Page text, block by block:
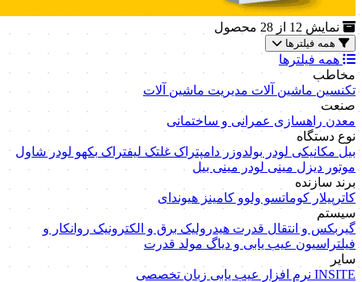
نمایش 12 از 28 محصول
همه فیلترها
همه فیلترها
مخاطب
تکنسین ماشین آلات مدیریت ماشین آلات
صنعت
معدن راهسازی عمرانی و ساختمانی
نوع دستگاه
بیل مکانیکی لودر بولدوزردامپتراک غلتک لیفتراک بکهو لودرشاول
موتور دیزل مینی لودر مینی بیل
برند سازنده
کاترپیلار کوماتسو ولوو کامینز هیوندای
سیستم
گیربکس و انتقال قدرت هیدرولیک برق و الکترونیک روانکار و
فیلتراسیون عیب یابی و دیاگمولد قدرت
سایر
INSITE نرم افزار عیب یابی زبان تخصصی